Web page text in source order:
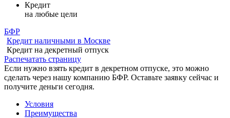
Кредит
на любые цели
БФР
Кредит наличными в Москве
Кредит на декретный отпуск
Распечатать страницу
Если нужно взять кредит в декретном отпуске, это можно
сделать через нашу компанию БФР. Оставьте заявку сейчас и
получите деньги сегодня.
Условия
Преимущества